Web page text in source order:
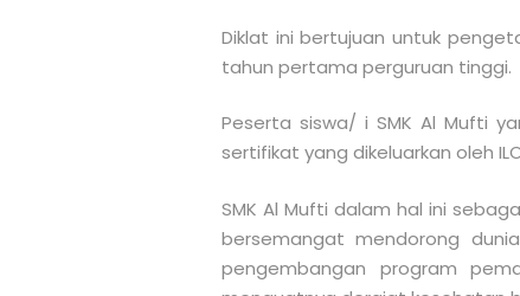
Diklat ini bertujuan untuk
tahun pertama perguruan tinggi.
Peserta siswa/ i SMK Al Mufti
sertifikat yang dikeluarkan oleh
SMK Al Mufti dalam hal ini
bersemangat mendorong
pengembangan program